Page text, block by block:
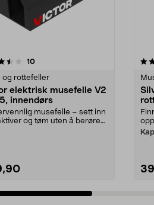
10anmeldelser
og rottefeller
elektrisk musefelle V2
innendørs
musefelle – sett inn
og tøm uten å berøre
3.5 av 5 stjerner